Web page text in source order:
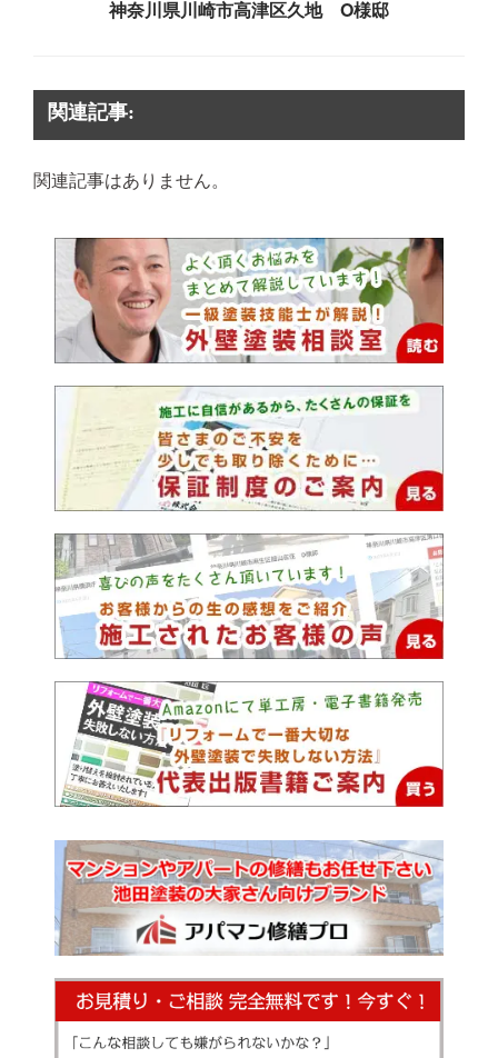
神奈川県川崎市高津区久地 O様邸
関連記事:
関連記事はありません。